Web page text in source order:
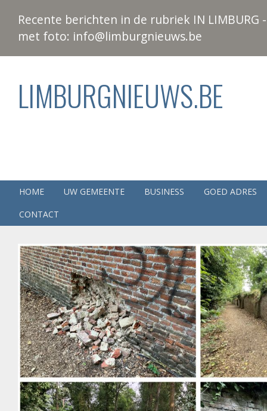
Recente berichten in de rubriek IN
met foto: info@limburgnieuws.be
LIMBURGNIEUWS.BE
HOME UW GEMEENTE BUSINESS
GOED ADRES
CONTACT